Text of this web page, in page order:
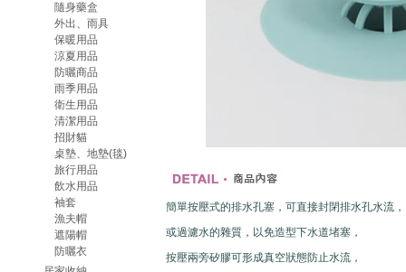
隨身藥盒
外出、雨具
保暖用品
涼夏用品
防曬商品
雨季用品
衛生用品
清潔用品
招財貓
桌墊、地墊(毯)
旅行用品
飲水用品
袖套
漁夫帽
遮陽帽
防曬衣
簡單按壓式的排水孔塞，可直接封閉排水孔水流，
或過濾水的雜質，以免造型下水道堵塞，
按壓兩旁矽膠可形成真空狀態防止水流，